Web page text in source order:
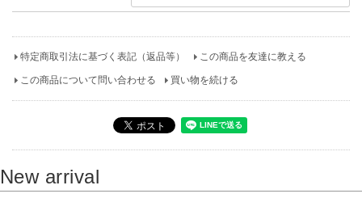
特定商取引法に基づく表記（返品等） この商品を友達に教える
この商品について問い合わせる 買い物を続ける
New arrival